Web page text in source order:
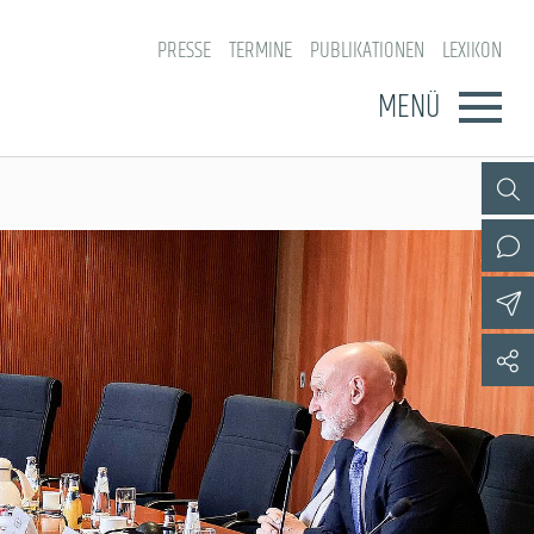
PRESSE TERMINE PUBLIKATIONEN LEXIKON
MENÜ